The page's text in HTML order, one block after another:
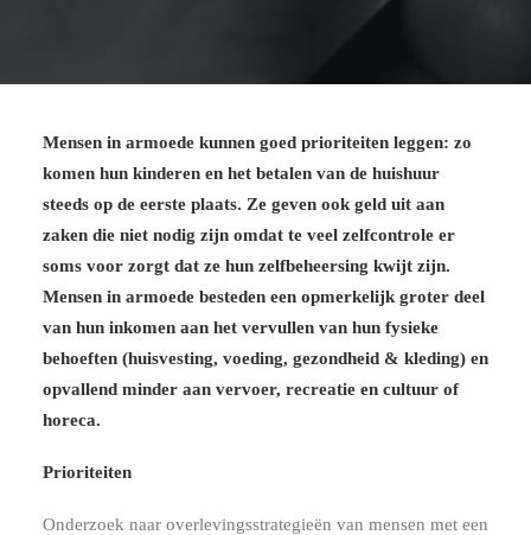
Mensen in armoede kunnen goed prioriteiten leggen: zo
komen hun kinderen en het betalen van de huishuur
steeds op de eerste plaats. Ze geven ook geld uit aan
zaken die niet nodig zijn omdat te veel zelfcontrole er
soms voor zorgt dat ze hun zelfbeheersing kwijt zijn.
Mensen in armoede besteden een opmerkelijk groter deel
van hun inkomen aan het vervullen van hun fysieke
behoeften (huisvesting, voeding, gezondheid & kleding) en
opvallend minder aan vervoer, recreatie en cultuur of
horeca.
Prioriteiten
Onderzoek naar overlevingsstrategieën van mensen met een